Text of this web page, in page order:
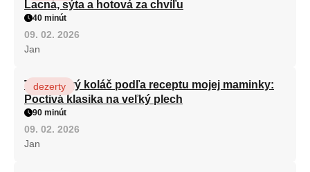
Lacná, sýta a hotová za chvíľu
40 minút
09. 02. 2026
Jan
Tvarohový koláč podľa receptu mojej maminky:
Poctivá klasika na veľký plech
dezerty
90 minút
09. 02. 2026
Jan